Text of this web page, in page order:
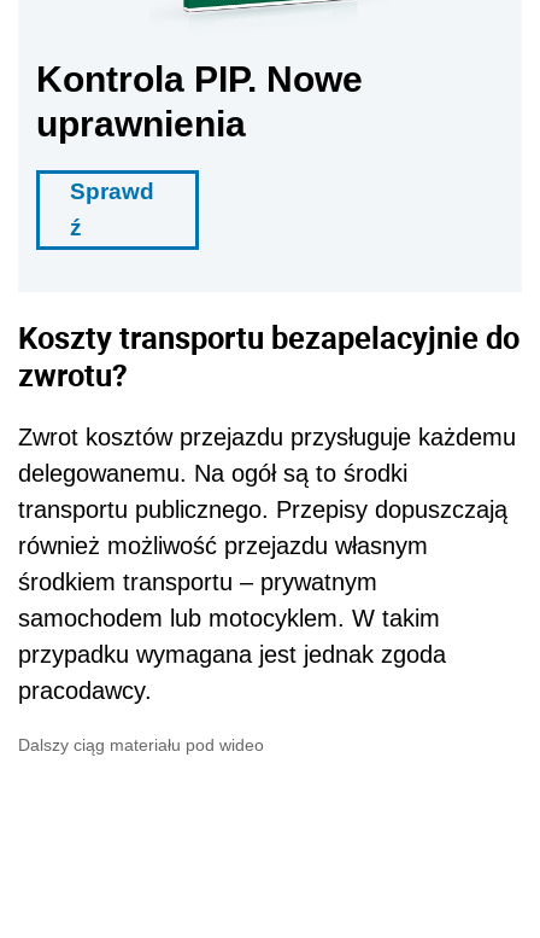
Kontrola PIP. Nowe
uprawnienia
Sprawd
ź
Koszty transportu bezapelacyjnie do
zwrotu?
Zwrot kosztów przejazdu przysługuje każdemu
delegowanemu. Na ogół są to środki
transportu publicznego. Przepisy dopuszczają
również możliwość przejazdu własnym
środkiem transportu – prywatnym
samochodem lub motocyklem. W takim
przypadku wymagana jest jednak zgoda
pracodawcy.
Dalszy ciąg materiału pod wideo